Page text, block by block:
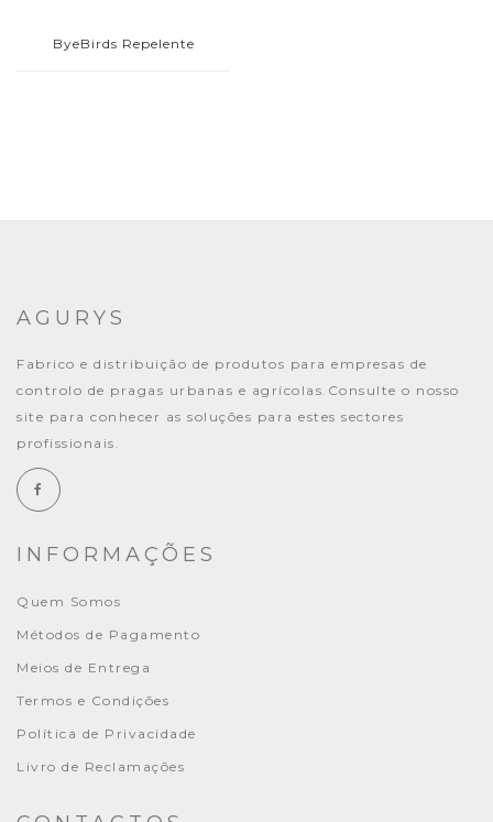
ByeBirds Repelente
AGURYS
Fabrico e distribuição de produtos para empresas de
controlo de pragas urbanas e agrícolas.Consulte o nosso
site para conhecer as soluções para estes sectores
profissionais.
INFORMAÇÕES
Quem Somos
Métodos de Pagamento
Meios de Entrega
Termos e Condições
Política de Privacidade
Livro de Reclamações